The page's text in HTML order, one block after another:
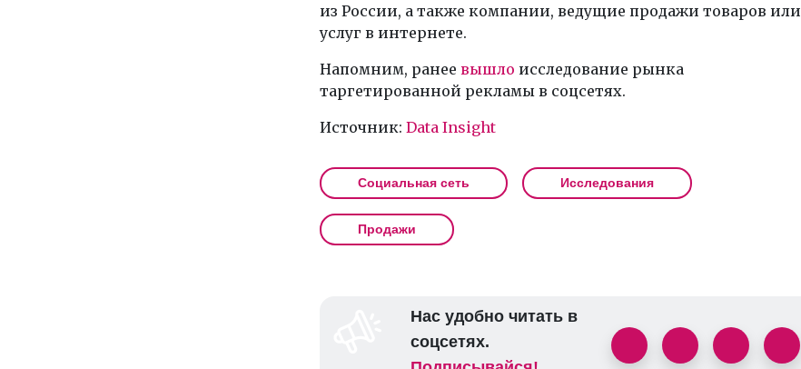
из России, а также компании, ведущие продажи товаров или
услуг в интернете.
Напомним, ранее вышло исследование рынка
таргетированной рекламы в соцсетях.
Источник: Data Insight
Социальная сеть Исследования
Продажи
Нас удобно читать в
соцсетях.